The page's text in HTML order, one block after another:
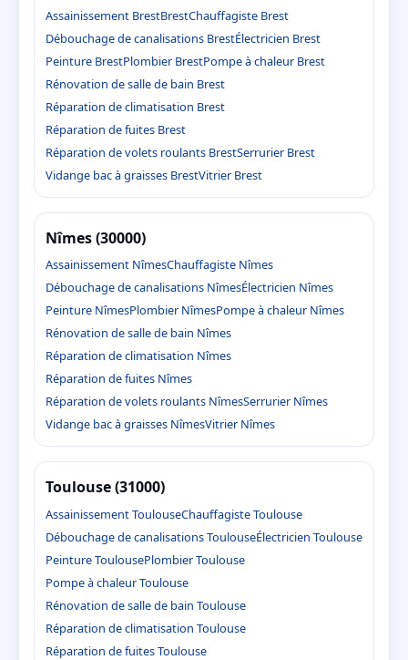
Assainissement BrestBrestChauffagiste Brest
Débouchage de canalisations BrestÉlectricien Brest
Peinture BrestPlombier BrestPompe à chaleur Brest
Rénovation de salle de bain Brest
Réparation de climatisation Brest
Réparation de fuites Brest
Réparation de volets roulants BrestSerrurier Brest
Vidange bac à graisses BrestVitrier Brest
Nîmes (30000)
Assainissement NîmesChauffagiste Nîmes
Débouchage de canalisations NîmesÉlectricien Nîmes
Peinture NîmesPlombier NîmesPompe à chaleur Nîmes
Rénovation de salle de bain Nîmes
Réparation de climatisation Nîmes
Réparation de fuites Nîmes
Réparation de volets roulants NîmesSerrurier Nîmes
Vidange bac à graisses NîmesVitrier Nîmes
Toulouse (31000)
Assainissement ToulouseChauffagiste Toulouse
Débouchage de canalisations ToulouseÉlectricien Toulouse
Peinture ToulousePlombier Toulouse
Pompe à chaleur Toulouse
Rénovation de salle de bain Toulouse
Réparation de climatisation Toulouse
Réparation de fuites Toulouse